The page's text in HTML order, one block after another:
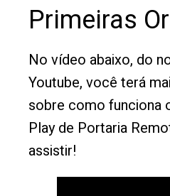
Primeiras
No vídeo abaixo, do
Youtube, você terá
sobre como funciona
Play de Portaria
assistir!